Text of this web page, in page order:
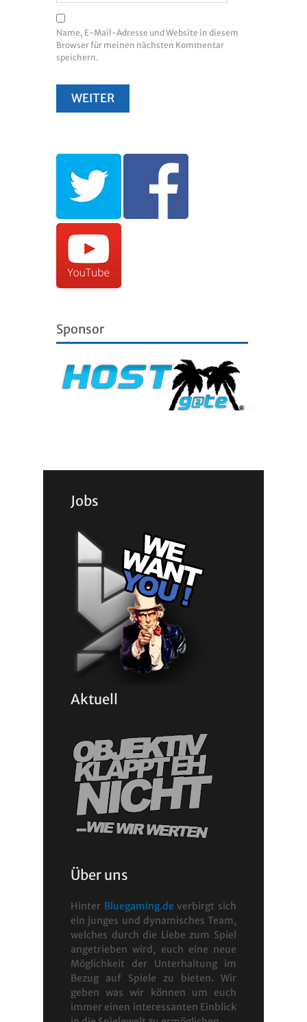
Name, E-Mail-Adresse und Website in diesem
Browser für meinen nächsten Kommentar
speichern.
Sponsor
Jobs
Aktuell
Über uns
Hinter Bluegaming.de verbirgt sich
ein junges und dynamisches Team,
welches durch die Liebe zum Spiel
angetrieben wird, euch eine neue
Möglichkeit der Unterhaltung im
Bezug auf Spiele zu bieten. Wir
geben was wir können um euch
immer einen interessanten Einblick